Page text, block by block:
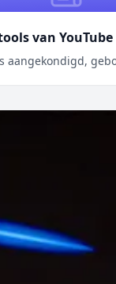
van YouTube
aangekondigd,